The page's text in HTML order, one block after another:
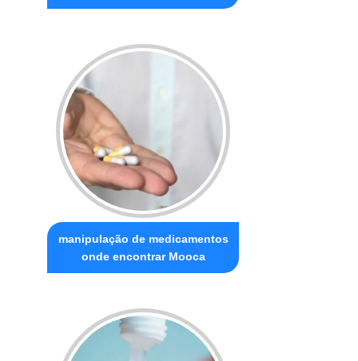
manipulação de medicamentos
onde encontrar Mooca